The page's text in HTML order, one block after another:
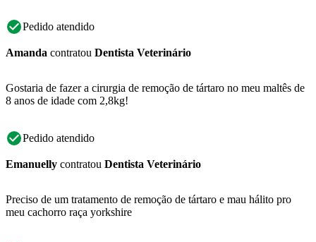
Pedido atendido
Amanda contratou Dentista Veterinário
Gostaria de fazer a cirurgia de remoção de tártaro no meu maltês de
8 anos de idade com 2,8kg!
Pedido atendido
Emanuelly contratou Dentista Veterinário
Preciso de um tratamento de remoção de tártaro e mau hálito pro
meu cachorro raça yorkshire